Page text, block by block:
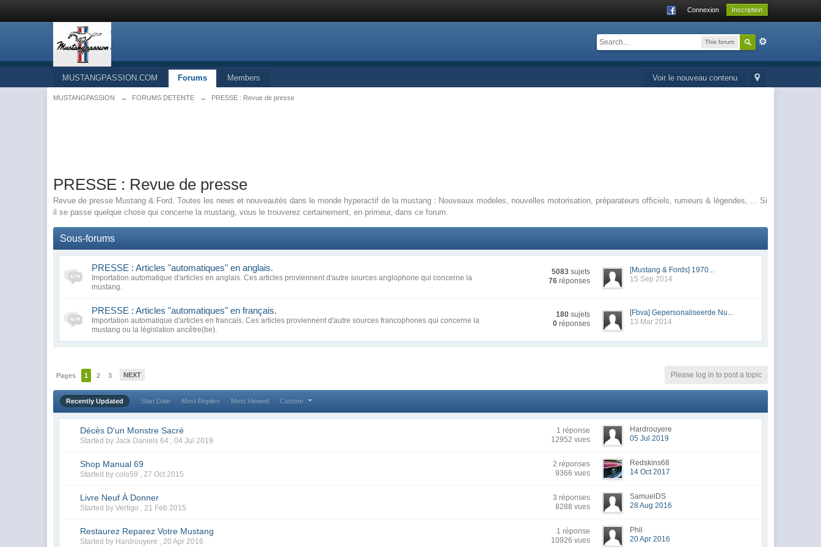
Connexion Inscription
This forum
Voir le nouveau contenu
MUSTANGPASSION.COM Forums Members
MUSTANGPASSION → FORUMS DETENTE → PRESSE : Revue de presse
PRESSE : Revue de presse
Revue de presse Mustang & Ford. Toutes les news et nouveautés dans le monde hyperactif de la mustang : Nouveaux modeles, nouvelles motorisation, préparateurs officiels, rumeurs & légendes, ... Si
il se passe quelque chose qui concerne la mustang, vous le trouverez certainement, en primeur, dans ce forum.
Sous-forums
PRESSE : Articles "automatiques" en anglais.
Importation automatique d'articles en anglais. Ces articles proviennent d'autre sources anglophone qui concerne la
mustang.
5083 sujets
76 réponses
[Mustang & Fords] 1970...
15 Sep 2014
PRESSE : Articles "automatiques" en français.
Importation automatique d'articles en francais. Ces articles proviennent d'autre sources francophones qui concerne la
mustang ou la législation ancêtre(be).
180 sujets
0 réponses
[Fbva] Gepersonaliseerde Nu...
13 Mar 2014
Pages 1 2 3 NEXT Please log in to post a topic
Recently Updated Start Date Most Replies Most Viewed Custom
Décès D'un Monstre Sacré
Started by Jack Daniels 64 ,04 Jul 2019
1 réponse
12952 vues
Hardrouyere
05 Jul 2019
Shop Manual 69
Started by colo59 ,27 Oct 2015
2 réponses
9366 vues
Redskins68
14 Oct 2017
Livre Neuf À Donner
Started by Vertigo ,21 Feb 2015
3 réponses
8288 vues
SamuelDS
28 Aug 2016
Restaurez Reparez Votre Mustang
Started by Hardrouyere ,20 Apr 2016
1 réponse
10926 vues
Phil
20 Apr 2016